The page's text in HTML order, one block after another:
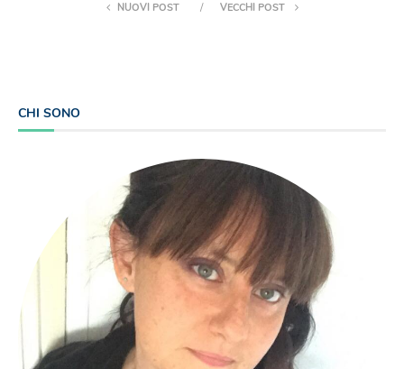
NUOVI POST VECCHI POST
CHI SONO